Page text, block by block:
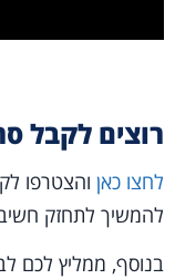
רוצים לקבל
לחצו כאן
להמשיך לתחזק
בנוסף, ממליץ לכם